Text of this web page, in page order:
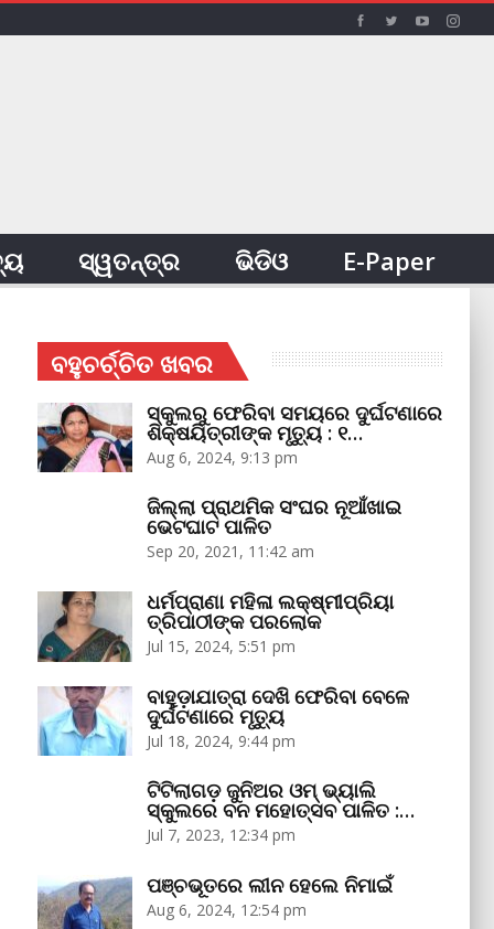
ସ୍ୱତନ୍ତ୍ର ଭିଡିଓ E-Paper
ବହୁଚର୍ଚ୍ଚିତ ଖବର
ସ୍କୁଲରୁ ଫେରିବା ସମୟରେ ଦୁର୍ଘଟଣାରେ
ଶିକ୍ଷୟିତ୍ରୀଙ୍କ ମୃତ୍ୟୁ : ୧…
Aug 6, 2024, 9:13 pm
ଜିଲ୍ଲା ପ୍ରାଥମିକ ସଂଘର ନୂଆଁଖାଇ
ଭେଟଘାଟ ପାଳିତ
Sep 20, 2021, 11:42 am
ଧର୍ମପ୍ରାଣା ମହିଳା ଲକ୍ଷ୍ମୀପ୍ରିୟା
ତ୍ରିପାଠୀଙ୍କ ପରଲୋକ
Jul 15, 2024, 5:51 pm
ବାହୁଡ଼ାଯାତ୍ରା ଦେଖି ଫେରିବା ବେଳେ
ଦୁର୍ଘଟଣାରେ ମୃତ୍ୟୁ
Jul 18, 2024, 9:44 pm
ଟିଟିଲାଗଡ଼ ଜୁନିଅର ଓମ୍‌ ଭ୍ୟାଲି
ସ୍କୁଲରେ ବନ ମହୋତ୍ସବ ପାଳିତ :…
Jul 7, 2023, 12:34 pm
ପଞ୍ଚଭୂତରେ ଲୀନ ହେଲେ ନିମାଇଁ
Aug 6, 2024, 12:54 pm